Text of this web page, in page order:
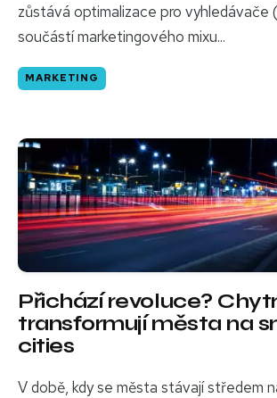
zůstává optimalizace pro vyhledávače
součástí marketingového mixu...
MARKETING
Přichází revoluce?
transformují města na
cities
V době, kdy se města stávají středem